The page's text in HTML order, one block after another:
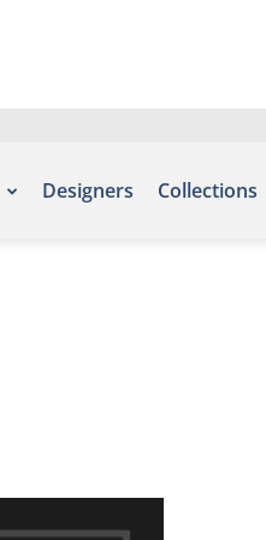
Designers Collections